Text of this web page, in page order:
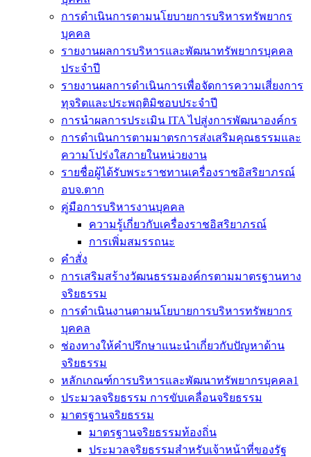
การดำเนินการตามนโยบายการบริหารทรัพยากร
บุคคล
รายงานผลการบริหารและพัฒนาทรัพยากรบุคคล
ประจำปี
รายงานผลการดำเนินการเพื่อจัดการความเสี่ยงการ
ทุจริตและประพฤติมิชอบประจำปี
การนำผลการประเมิน ITA ไปสู่งการพัฒนาองค์กร
การดำเนินการตามมาตรการส่งเสริมคุณธรรมและ
ความโปร่งใสภายในหน่วยงาน
รายชื่อผู้ได้รับพระราชทานเครื่องราชอิสริยาภรณ์
อบจ.ตาก
คู่มือการบริหารงานบุคคล
ความรู้เกี่ยวกับเครื่องราชอิสริยาภรณ์
การเพิ่มสมรรถนะ
คำสั่ง
การเสริมสร้างวัฒนธรรมองค์กรตามมาตรฐานทาง
จริยธรรม
การดำเนินงานตามนโยบายการบริหารทรัพยากร
บุคคล
ช่องทางให้คำปรึกษาแนะนำเกี่ยวกับปัญหาด้าน
จริยธรรม
หลักเกณฑ์การบริหารและพัฒนาทรัพยากรบุคคล1
ประมวลจริยธรรม การขับเคลื่อนจริยธรรม
มาตรฐานจริยธรรม
มาตรฐานจริยธรรมท้องถิ่น
ประมวลจริยธรรมสำหรับเจ้าหน้าที่ของรัฐ